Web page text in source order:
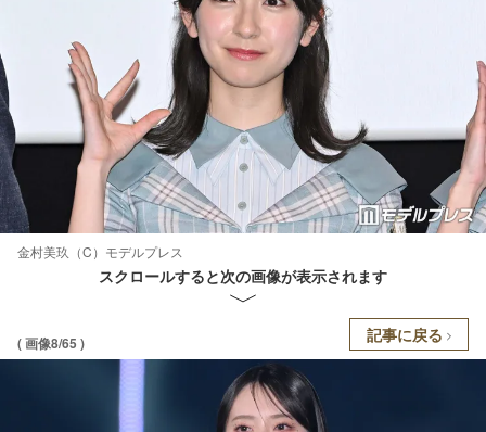
金村美玖（C）モデルプレス
スクロールすると次の画像が表示されます
( 画像8/65 ) 記事に戻る